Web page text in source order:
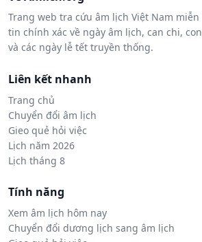
Trang web tra cứu âm lịch Việt Nam
tin chính xác về ngày âm lịch, can chi,
và các ngày lễ tết truyền thống.
Liên kết nhanh
Trang chủ
Chuyển đổi âm lịch
Gieo quẻ hỏi việc
Lịch năm 2026
Lịch tháng 8
Tính năng
Xem âm lịch hôm nay
Chuyển đổi dương lịch sang âm lịch